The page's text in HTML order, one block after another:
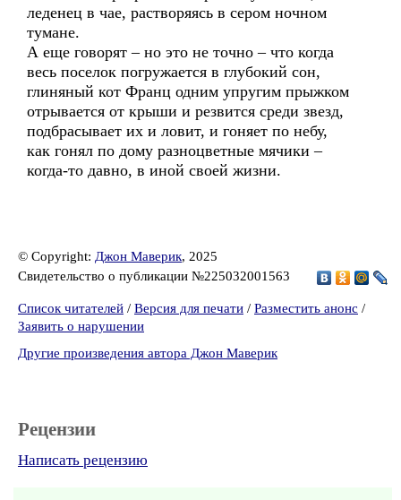
леденец в чае, растворяясь в сером ночном
тумане.
А еще говорят – но это не точно – что когда
весь поселок погружается в глубокий сон,
глиняный кот Франц одним упругим прыжком
отрывается от крыши и резвится среди звезд,
подбрасывает их и ловит, и гоняет по небу,
как гонял по дому разноцветные мячики –
когда-то давно, в иной своей жизни.
© Copyright: Джон Маверик, 2025
Свидетельство о публикации №225032001563
Список читателей / Версия для печати / Разместить анонс /
Заявить о нарушении
Другие произведения автора Джон Маверик
Рецензии
Написать рецензию